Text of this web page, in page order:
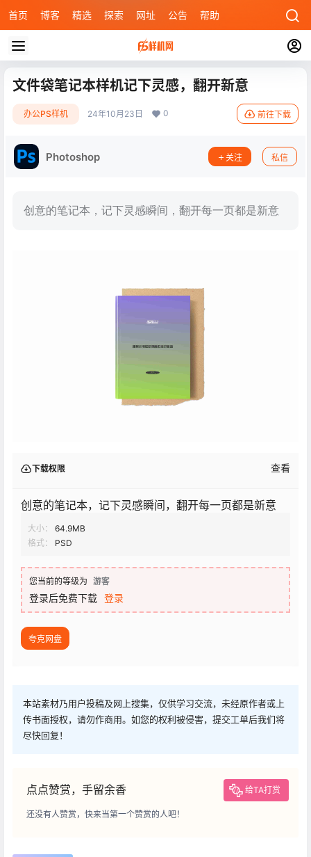
首页 博客 精选 探索 网址 公告 帮助
文件袋笔记本样机记下灵感，翻开新意
办公PS样机 24年10月23日 0 前往下载
Photoshop 关注 私信
创意的笔记本，记下灵感瞬间，翻开每一页都是新意
下载权限 查看
创意的笔记本，记下灵感瞬间，翻开每一页都是新意
大小：
64.9MB
格式：
PSD
您当前的等级为 游客
登录后免费下载 登录
夸克网盘
本站素材乃用户投稿及网上搜集，仅供学习交流，未经原作者或上
传书面授权，请勿作商用。如您的权利被侵害，提交工单后我们将
尽快回复！
点点赞赏，手留余香 给TA打赏
还没有人赞赏，快来当第一个赞赏的人吧！